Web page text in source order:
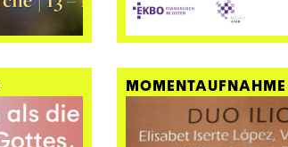
MOMENTAUFNAHME